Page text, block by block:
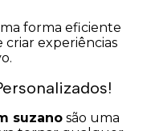
forma eficiente
criar experiências
suzano são uma